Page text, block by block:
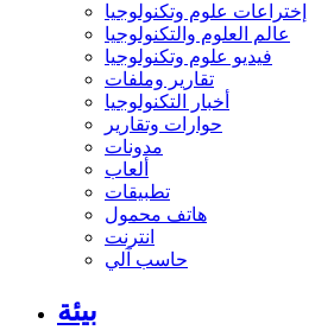
إختراعات علوم وتكنولوجيا
عالم العلوم والتكنولوجيا
فيديو علوم وتكنولوجيا
تقارير وملفات
أخبار التكنولوجيا
حوارات وتقارير
مدونات
ألعاب
تطبيقات
هاتف محمول
انترنت
حاسب آلي
بيئة